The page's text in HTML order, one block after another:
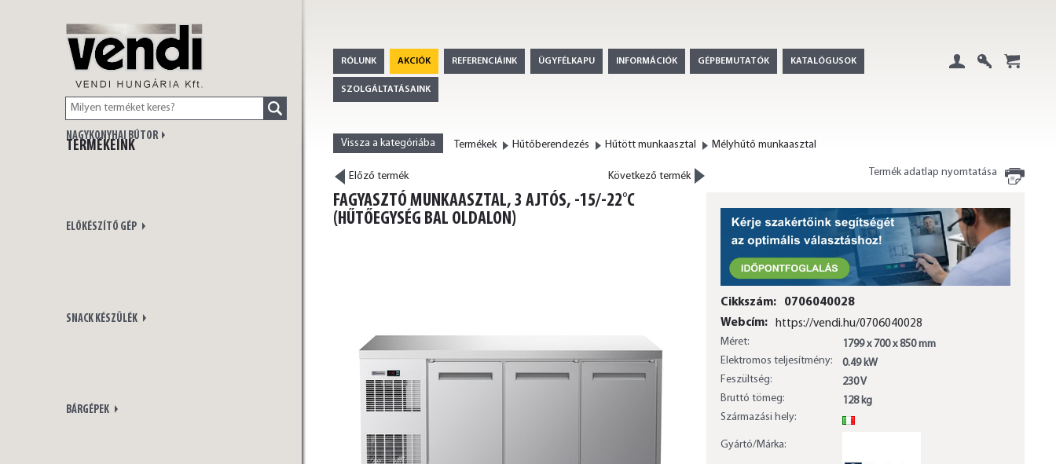
HUNGÁRIA Kft.
TERMÉKEINK
NAGYKONYHAI BÚTOR
ELŐKÉSZÍTŐ GÉP
SNACK KÉSZÜLÉK
BÁRGÉPEK
RÓLUNK AKCIÓK REFERENCIÁINK ÜGYFÉLKAPU INFORMÁCIÓK GÉPBEMUTATÓK KATALÓGUSOK
SZOLGÁLTATÁSAINK
Vissza a kategóriába Termékek Hűtőberendezés Hűtött munkaasztal Mélyhűtő munkaasztal
Előző termék Következő termék Termék adatlap nyomtatása
FAGYASZTÓ MUNKAASZTAL, 3 AJTÓS, -15/-22°C
(HŰTŐEGYSÉG BAL OLDALON)
Cikkszám:
0706040028
Webcím:
https://vendi.hu/0706040028
Méret:
1799 x 700 x 850 mm
Elektromos teljesítmény:
0.49 kW
Feszültség:
230 V
Bruttó tömeg:
128 kg
Származási hely:
Gyártó/Márka: